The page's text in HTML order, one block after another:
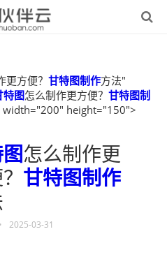
更方便？ 甘特图制作方法"
特图怎么制作更方便？ 甘特图制
width="200" height="150">
怎么制作更
甘特图制作
• 2025-03-31